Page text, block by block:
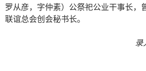
罗从彦，字仲素）公祭祀公业干事长，
联谊总会创会秘书长。
录